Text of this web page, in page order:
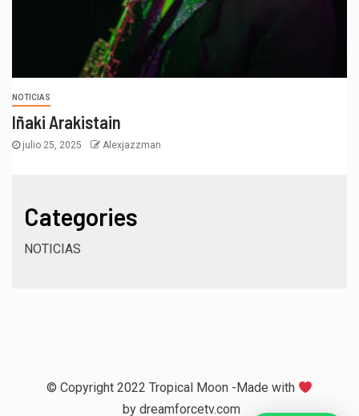
NOTICIAS
Iñaki Arakistain
julio 25, 2025 Alexjazzman
Categories
NOTICIAS
© Copyright 2022 Tropical Moon -Made with
by dreamforcetv.com